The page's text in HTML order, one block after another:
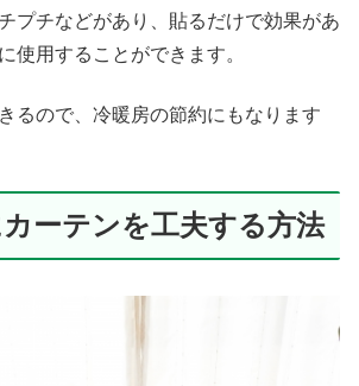
プチなどがあり、貼るだけで効果があ
使用することができます。
るので、冷暖房の節約にもなります
ーテンを工夫する方法